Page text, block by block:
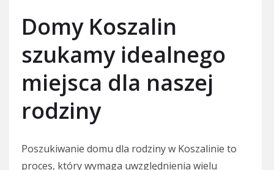
Domy Koszalin
szukamy idealnego
miejsca dla naszej
rodziny
Poszukiwanie domu dla rodziny w Koszalinie to
proces, który wymaga uwzględnienia wielu